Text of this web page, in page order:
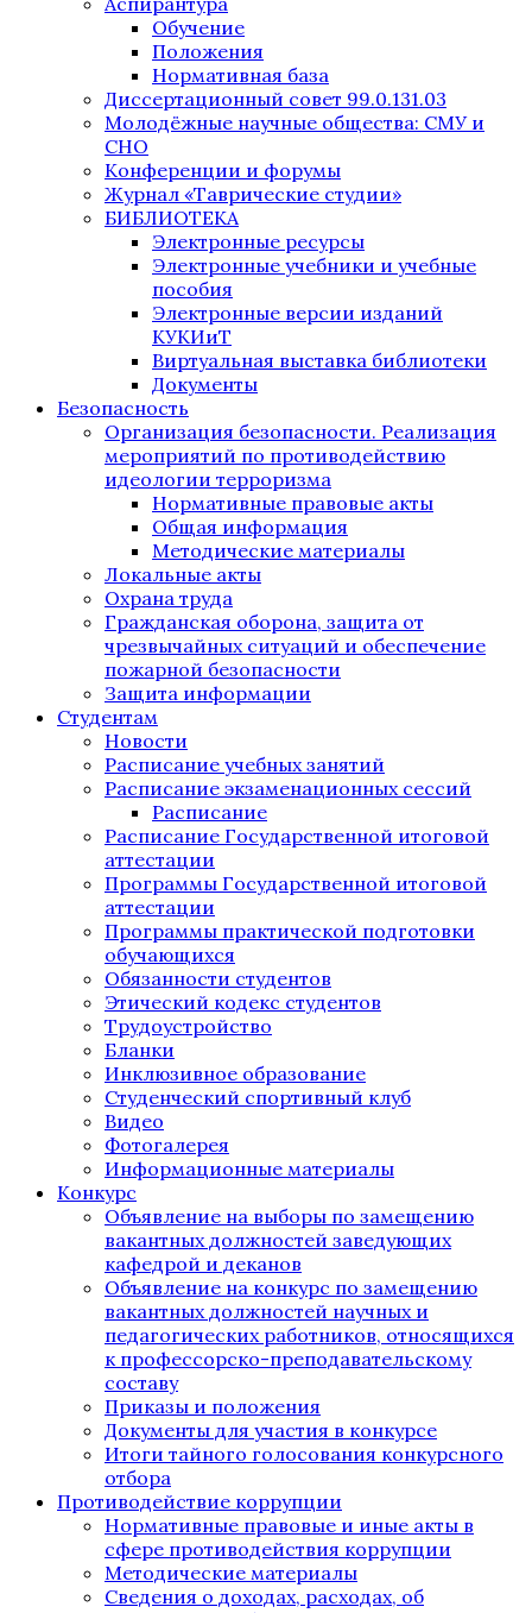
Обучение
Положения
Нормативная база
Диссертационный совет 99.0.131.03
Молодёжные научные общества: СМУ и
СНО
Конференции и форумы
Журнал «Таврические студии»
БИБЛИОТЕКА
Электронные ресурсы
Электронные учебники и учебные
пособия
Электронные версии изданий
КУКИиТ
Виртуальная выставка библиотеки
Документы
Безопасность
Организация безопасности. Реализация
мероприятий по противодействию
идеологии терроризма
Нормативные правовые акты
Общая информация
Методические материалы
Локальные акты
Охрана труда
Гражданская оборона, защита от
чрезвычайных ситуаций и обеспечение
пожарной безопасности
Защита информации
Студентам
Новости
Расписание учебных занятий
Расписание экзаменационных сессий
Расписание
Расписание Государственной итоговой
аттестации
Программы Государственной итоговой
аттестации
Программы практической подготовки
обучающихся
Обязанности студентов
Этический кодекс студентов
Трудоустройство
Бланки
Инклюзивное образование
Студенческий спортивный клуб
Видео
Фотогалерея
Информационные материалы
Конкурс
Объявление на выборы по замещению
вакантных должностей заведующих
кафедрой и деканов
Объявление на конкурс по замещению
вакантных должностей научных и
педагогических работников, относящихся
к профессорско-преподавательскому
составу
Приказы и положения
Документы для участия в конкурсе
Итоги тайного голосования конкурсного
отбора
Противодействие коррупции
Нормативные правовые и иные акты в
сфере противодействия коррупции
Методические материалы
Сведения о доходах, расходах, об